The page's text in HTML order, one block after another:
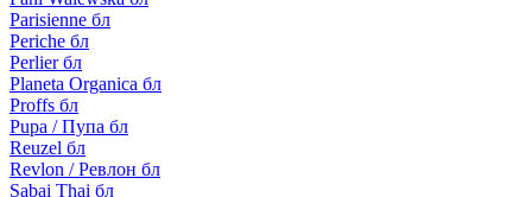
Parisienne бл
Periche бл
Perlier бл
Planeta Organica бл
Proffs бл
Pupa / Пупа бл
Reuzel бл
Revlon / Ревлон бл
Sabai Thai бл